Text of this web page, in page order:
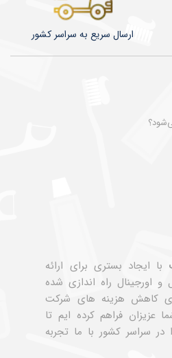
با ایجاد بستری برای ارائه
و اورجینال راه اندازی شده
کاهش هزینه های شرکت
عزیزان فراهم کرده ایم تا
سراسر کشور با ما تجربه
​​​​ارسال سریع به سراسر کشور